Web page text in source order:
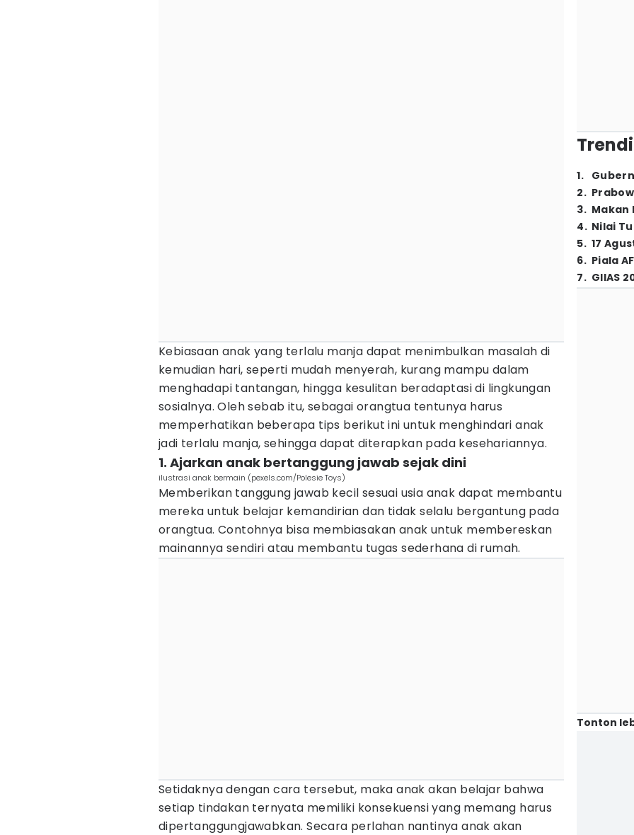
Kebiasaan anak yang terlalu manja dapat menimbulkan masalah di
kemudian hari, seperti mudah menyerah, kurang mampu dalam
menghadapi tantangan, hingga kesulitan beradaptasi di lingkungan
sosialnya. Oleh sebab itu, sebagai orangtua tentunya harus
memperhatikan beberapa tips berikut ini untuk menghindari anak
jadi terlalu manja, sehingga dapat diterapkan pada kesehariannya.
1. Ajarkan anak bertanggung jawab sejak dini
ilustrasi anak bermain (pexels.com/Polesie Toys)
Memberikan tanggung jawab kecil sesuai usia anak dapat membantu
mereka untuk belajar kemandirian dan tidak selalu bergantung pada
orangtua. Contohnya bisa membiasakan anak untuk membereskan
mainannya sendiri atau membantu tugas sederhana di rumah.
Setidaknya dengan cara tersebut, maka anak akan belajar bahwa
setiap tindakan ternyata memiliki konsekuensi yang memang harus
dipertanggungjawabkan. Secara perlahan nantinya anak akan
1.
2.
3. Makan
4. Nilai
5. 17
6. Piala
7. GIIAS
Tonton